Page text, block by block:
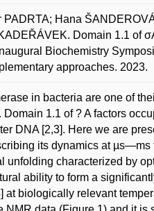
Hana
Domain 1.1 of
Biochemistry
approaches. 2023.
in bacteria are one of
Domain 1.1 of ? A factors
DNA [2,3]. Here we are
its dynamics at
unfolding characterized by
ability to form a
at biologically relevant